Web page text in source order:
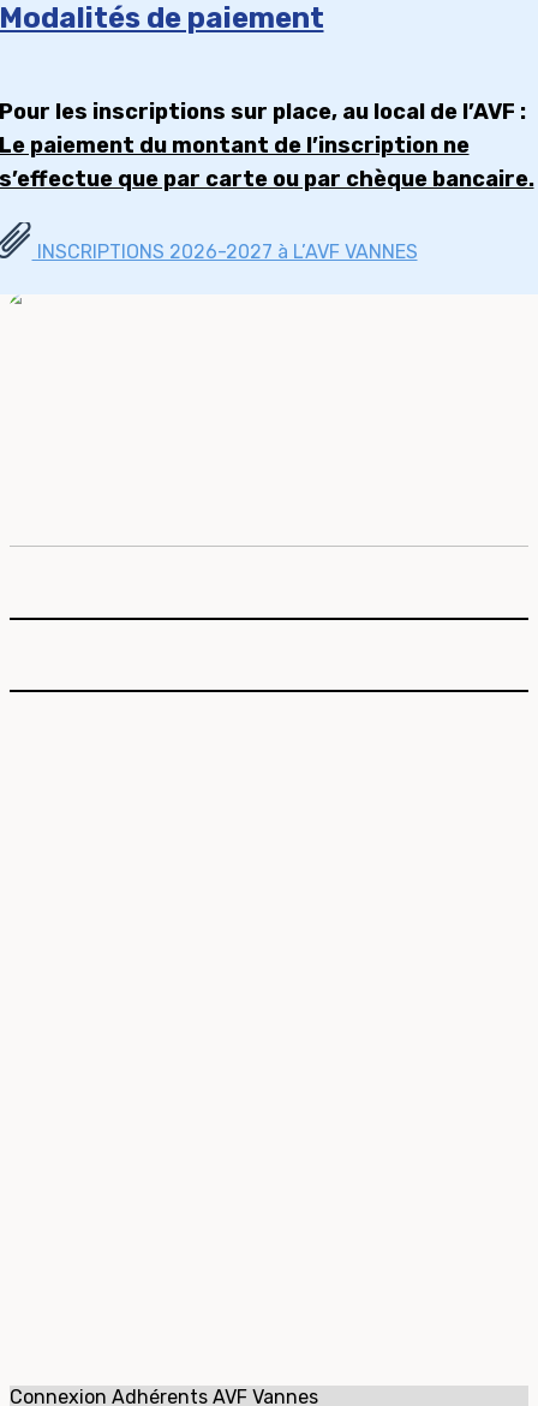
de paiement
les inscriptions sur place, au local de l’AVF :
paiement du montant de l’inscription ne
que par carte ou par chèque bancaire.
INSCRIPTIONS 2026-2027 à L’AVF VANNES
Connexion Adhérents AVF Vannes